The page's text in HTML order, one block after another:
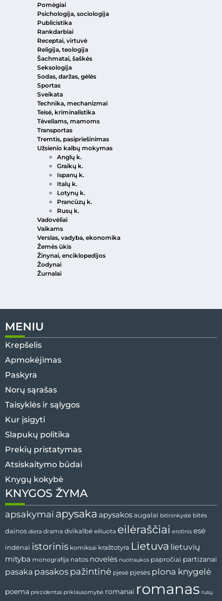
Pomėgiai
Psichologija, sociologija
Publicistika
Rankdarbiai
Receptai, virtuvė
Religija, teologija
Šachmatai, šaškės
Seksologija
Sodas, daržas, gėlės
Sportas
Sveikata
Technika, mechanizmai
Teisė, kriminalistika
Tėveliams, mamoms
Transportas
Tremtis, pasipriešinimas
Užsienio kalbų mokymas
Anglų k.
Graikų k.
Ispanų k.
Italų k.
Lotynų k.
Prancūzų k.
Rusų k.
Vadovėliai
Vaikams
Verslas, vadyba, ekonomika
Žemės ūkis
Žinynai, enciklopedijos
Žodynai
Žurnalai
MENIU
Krepšelis
Apmokėjimas
Paskyra
Norų sąrašas
Taisyklės ir sąlygos
Kur įsigyti
Slapukų politika
Prekių pristatymas
Atsiskaitymo būdai
Knygų kokybė
KNYGOS ŽYMA
apsakymai apysaka apysakos augalai bitininkystė bitės
dainos dieta drama dvikalbė eiliuota eilėraščiai erotinis esė
indėnai istorinis komiksai kraštotyra Lietuva lietuvių
mityba monografija natos novelės nuotraukos papročiai partizanai
pasaka pasakos pažintinė pjesė pjesės plona knygelė
poema prezidentas priklausomybė romanai romanas rusų